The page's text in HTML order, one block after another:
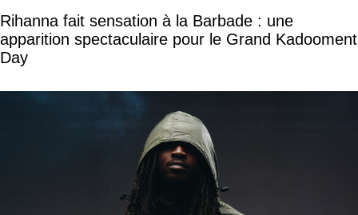
Rihanna fait sensation à la Barbade : une
apparition spectaculaire pour le Grand Kadooment
Day